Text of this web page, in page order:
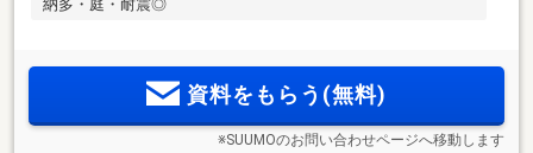
納多・庭・耐震◎
資料をもらう(無料)
※SUUMOのお問い合わせページへ移動します